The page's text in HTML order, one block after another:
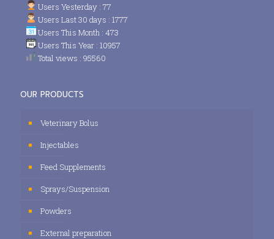
Users Yesterday : 77
Users Last 30 days : 1777
Users This Month : 473
Users This Year : 10957
Total views : 95560
OUR PRODUCTS
Veterinary Bolus
Injectables
Feed Supplements
Sprays/Suspension
Powders
External preparation